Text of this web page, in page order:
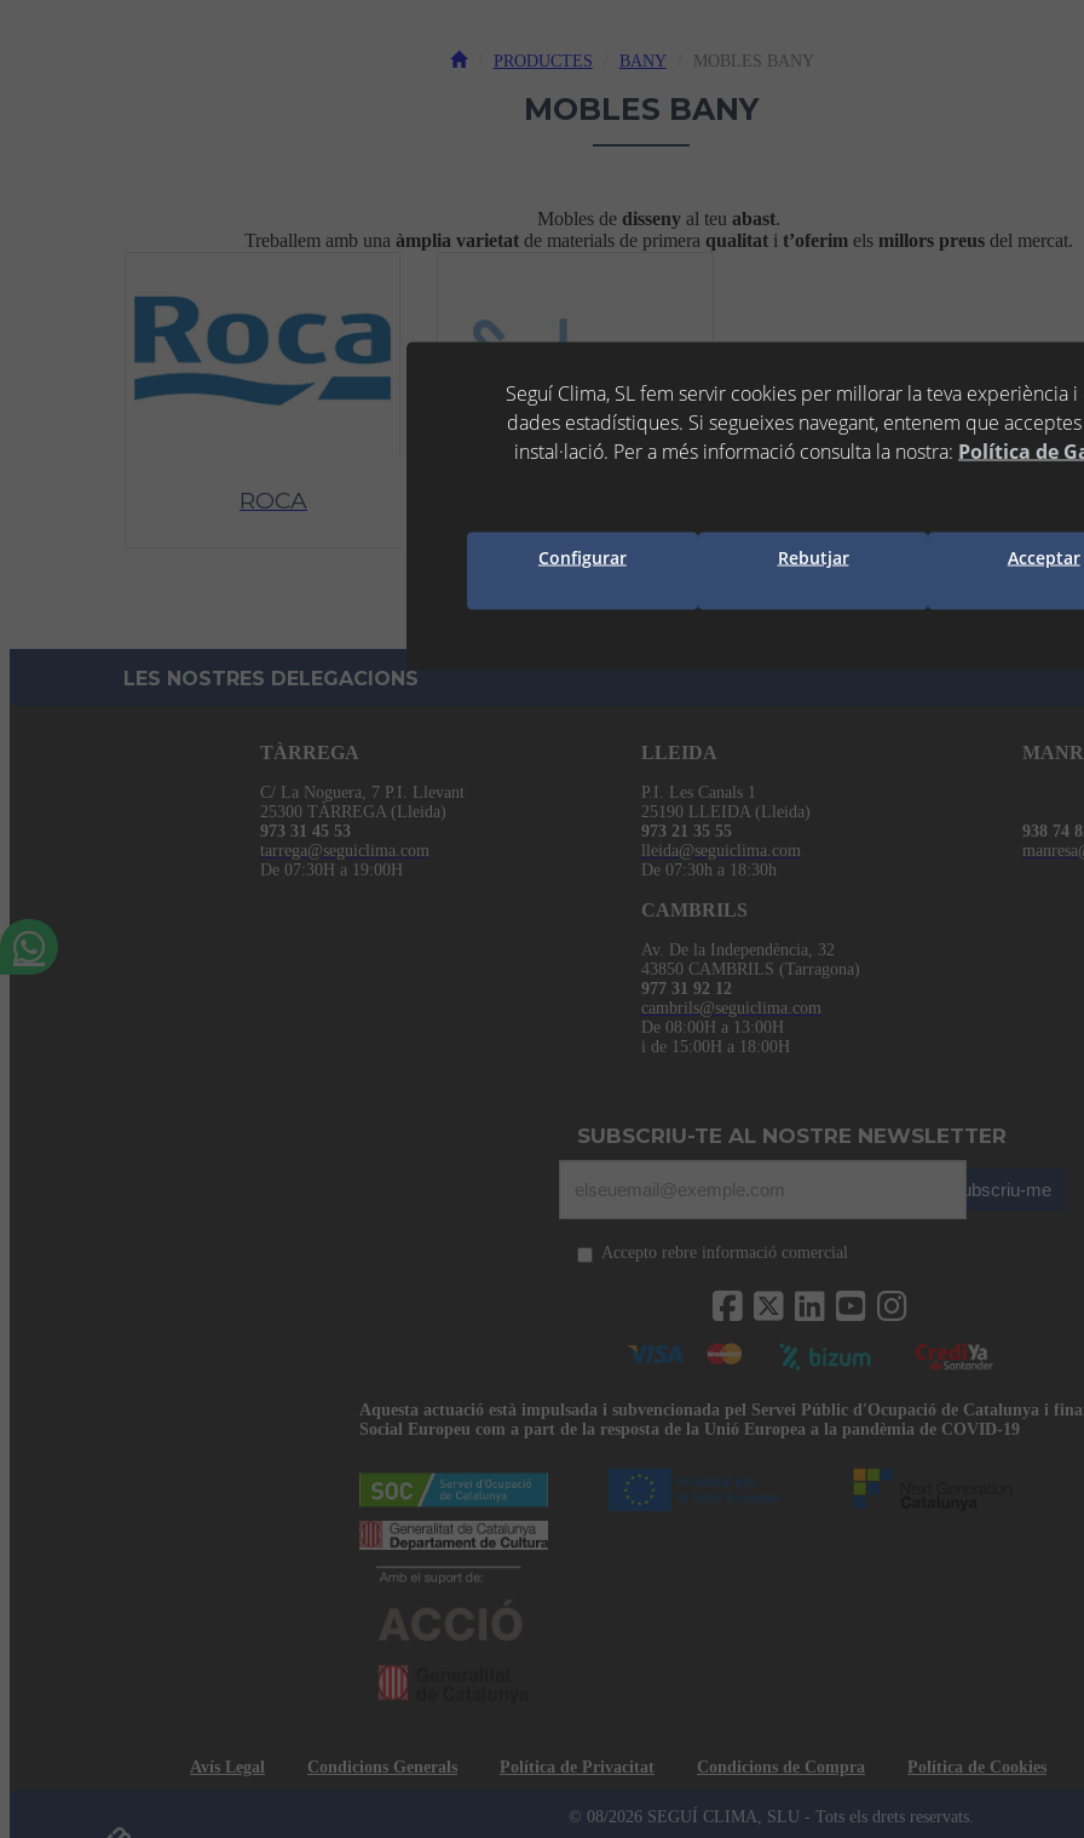
PRODUCTES BANY MOBLES BANY
MOBLES BANY
Mobles de disseny al teuabast.
Treballem amb unaàmplia varietat de materials de primera qualitat it’oferim els millors preus del mercat.
ROCA
LES NOSTRES DELEGACIONS
TÀRREGA
C/ La Noguera, 7 P.I. Llevant
25300 TÀRREGA (Lleida)
973 31 45 53
tarrega@seguiclima.com
De 07:30H a 19:00H
LLEIDA
P.I. Les Canals 1
25190 LLEIDA (Lleida)
973 21 35 55
lleida@seguiclima.com
De 07:30h a 18:30h
938 74
CAMBRILS
Av. De la Independència, 32
43850 CAMBRILS (Tarragona)
977 31 92 12
cambrils@seguiclima.com
De 08:00H a 13:00H
i de 15:00H a 18:00H
SUBSCRIU-TE AL NOSTRE NEWSLETTER
Subscriu-me
Accepto rebre informació comercial
Aquesta actuació està impulsada i subvencionada pel Servei Públic d'Ocupació de Catalunya i
Social Europeu com a part de la resposta de la Unió Europea a la pandèmia de COVID-19
Avís Legal Condicions Generals Política de Privacitat Condicions de Compra Política de Cookies
© 08/2026 SEGUÍ CLIMA, SLU - Tots els drets reservats.
Seguí Clima, SL fem servir cookies per millorar la teva experiència
dades estadístiques. Si segueixes navegant, entenem que acceptes
instal·lació. Per a més informació consulta la nostra: Política de
Configurar Rebutjar Acceptar